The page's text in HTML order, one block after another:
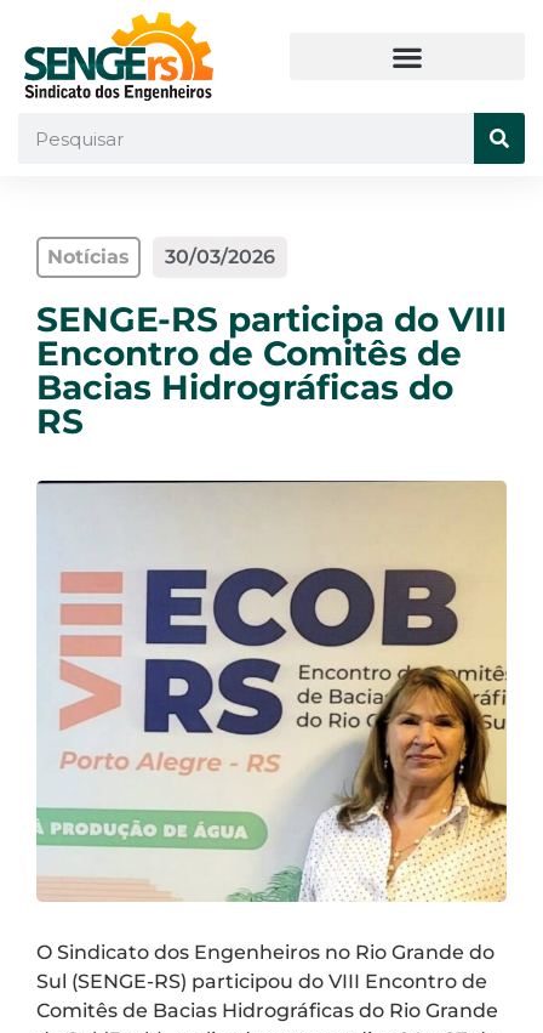
Notícias 30/03/2026
SENGE-RS participa do VIII
Encontro de Comitês de
Bacias Hidrográficas do
RS
O Sindicato dos Engenheiros no Rio Grande do
Sul (SENGE-RS) participou do VIII Encontro de
Comitês de Bacias Hidrográficas do Rio Grande